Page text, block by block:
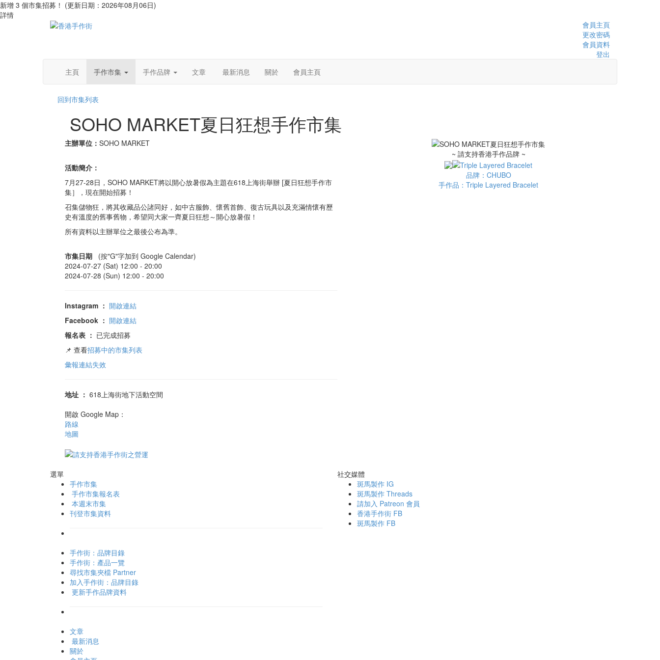
新增 3 個市集招募！ (更新日期：2026年08月06日)
詳情
會員主頁
更改密碼
會員資料
登出
主頁
手作市集 手作品牌 文章 最新消息 關於 會員主頁
回到市集列表
SOHO MARKET夏日狂想手作市集
~ 請支持香港手作品牌 ~
品牌：CHUBO
手作品：Triple Layered Bracelet
主辦單位： SOHO MARKET
活動簡介：
7月27-28日，SOHO MARKET將以開心放暑假為主題在618上海街舉辦 [夏日狂想手作市
集］，現在開始招募！
召集儲物狂，將其收藏品公諸同好，如中古服飾、懷舊首飾、復古玩具以及充滿情懷有歷
史有溫度的舊事舊物，希望同大家一齊夏日狂想～開心放暑假！
所有資料以主辦單位之最後公布為準。
市集日期
(按"G"字加到 Google Calendar)
2024-07-27 (Sat) 12:00 - 20:00
2024-07-28 (Sun) 12:00 - 20:00
Instagram ： 開啟連結
Facebook ： 開啟連結
報名表 ： 已完成招募
📌 查看招募中的市集列表
彙報連結失效
地址 ： 618上海街地下活動空間
開啟 Google Map：
路線
地圖
選單
手作市集
手作市集報名表
本週末市集
刊登市集資料
手作街：品牌目錄
手作街：產品一覽
尋找市集夾檔 Partner
加入手作街：品牌目錄
更新手作品牌資料
文章
最新消息
關於
社交媒體
斑馬製作 IG
斑馬製作 Threads
請加入 Patreon 會員
香港手作街 FB
斑馬製作 FB